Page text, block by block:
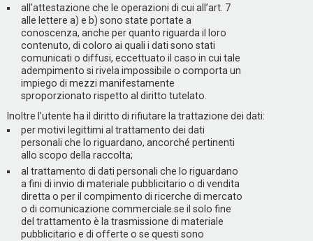
all'attestazione che le operazioni di cui all’art. 7
alle lettere a) e b) sono state portate a
conoscenza, anche per quanto riguarda il loro
contenuto, di coloro ai quali i dati sono stati
comunicati o diffusi, eccettuato il caso in cui tale
adempimento si rivela impossibile o comporta un
impiego di mezzi manifestamente
sproporzionato rispetto al diritto tutelato.
Inoltre l’utente ha il diritto di rifiutare la trattazione dei dati:
per motivi legittimi al trattamento dei dati
personali che lo riguardano, ancorché pertinenti
allo scopo della raccolta;
al trattamento di dati personali che lo riguardano
a fini di invio di materiale pubblicitario o di vendita
diretta o per il compimento di ricerche di mercato
o di comunicazione commerciale.se il solo fine
del trattamento è la trasmissione di materiale
pubblicitario e di offerte o se questi sono